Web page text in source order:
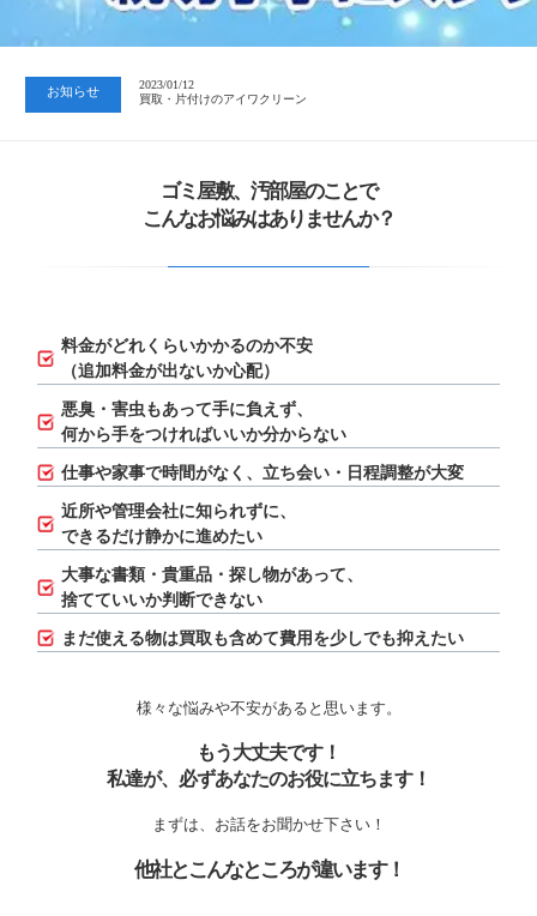
お知らせ
2023/07/24
中日新聞 岐阜版「空き家対策SOS」コーナーに掲載いただきまし…
2023/01/12
買取・片付けのアイワクリーン
ゴミ屋敷、汚部屋のことで
こんなお悩みはありませんか？
料金がどれくらいかかるのか不安
（追加料金が出ないか心配）
悪臭・害虫もあって手に負えず、
何から手をつければいいか分からない
仕事や家事で時間がなく、立ち会い・日程調整が大変
近所や管理会社に知られずに、
できるだけ静かに進めたい
大事な書類・貴重品・探し物があって、
捨てていいか判断できない
まだ使える物は買取も含めて費用を少しでも抑えたい
様々な悩みや不安があると思います。
もう大丈夫です！
私達が、必ずあなたのお役に立ちます！
まずは、お話をお聞かせ下さい！
他社とこんなところが違います！